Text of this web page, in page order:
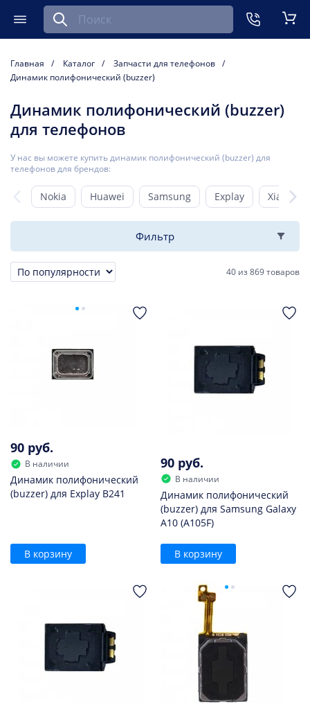
Меню
Найти запчасть для мобильного устройства
Главная Каталог
Запчасти для телефонов
Динамик полифонический (buzzer)
Динамик полифонический (buzzer)
для телефонов
У нас вы можете купить динамик полифонический (buzzer) для
телефонов для брендов:
Nokia Huawei Samsung Explay Xiaomi
Фильтр
Сортировка 40 из869 товаров
90 руб.
В наличии
Динамик полифонический
(buzzer) для Explay B241
В корзину
90 руб.
В наличии
Динамик полифонический
(buzzer) для Samsung Galaxy
A10 (A105F)
В корзину